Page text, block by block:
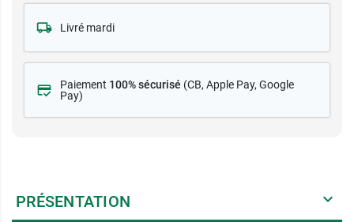
Livré mardi
Paiement 100% sécurisé (CB, Apple Pay, Google
Pay)
PRÉSENTATION